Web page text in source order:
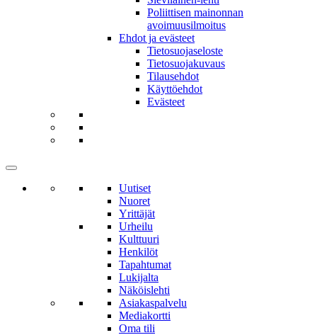
Poliittisen mainonnan
avoimuusilmoitus
Ehdot ja evästeet
Tietosuojaseloste
Tietosuojakuvaus
Tilausehdot
Käyttöehdot
Evästeet
Uutiset
Nuoret
Yrittäjät
Urheilu
Kulttuuri
Henkilöt
Tapahtumat
Lukijalta
Näköislehti
Asiakaspalvelu
Mediakortti
Oma tili